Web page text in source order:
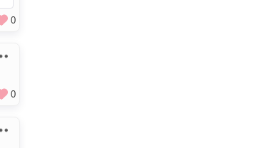
0
0